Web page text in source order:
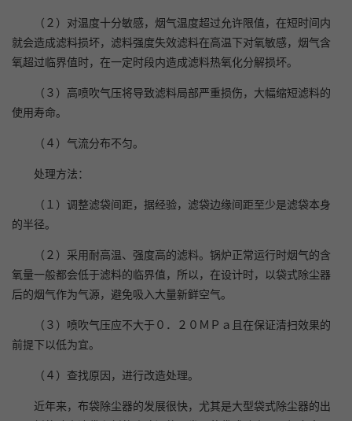
（２）对温度十分敏感，烟气温度超过允许限值，在短时间内
就会造成滤料损坏，滤料强度失效滤料在高温下对氧敏感，烟气含
氧超过临界值时，在一定时段内造成滤料热氧化分解损坏。
（３）高喷吹气压将导致滤料局部严重损伤，大幅缩短滤料的
使用寿命。
（４）气流分布不匀。
处理方法：
（１）调整滤袋间距，据经验，滤袋边缘间距至少是滤袋本身
的半径。
（２）采用耐高温、强度高的滤料。锅炉正常运行时烟气的含
氧量一般都会低于滤料的临界值，所以，在设计时，以袋式除尘器
后的烟气作为气源，避免吸入大量新鲜空气。
（３）喷吹气压应不大于０．２０ＭＰａ且在保证清扫效果的
前提下以低为宜。
（４）查找原因，进行改造处理。
近年来，布袋除尘器的发展很快，尤其是大型袋式除尘器的出